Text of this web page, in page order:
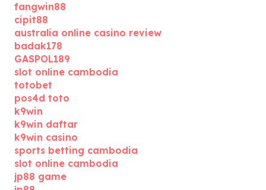
fangwin88
cipit88
australia online casino review
badak178
GASPOL189
slot online cambodia
totobet
pos4d toto
k9win
k9win daftar
k9win casino
sports betting cambodia
slot online cambodia
jp88 game